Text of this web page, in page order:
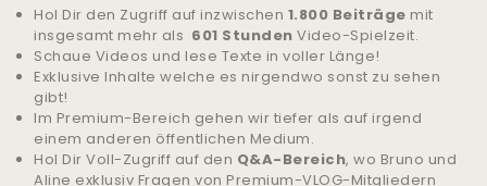
ANMELDEN
HILFE UND SUPPORT
Hol Dir den Zugriff auf inzwischen 1.800 Beiträge mit
insgesamt mehr als 601 Stunden Video-Spielzeit.
Schaue Videos und lese Texte in voller Länge!
Exklusive Inhalte welche es nirgendwo sonst zu sehen
gibt!
Im Premium-Bereich gehen wir tiefer als auf irgend
einem anderen öffentlichen Medium.
Hol Dir Voll-Zugriff auf den Q&A-Bereich, wo Bruno und
Aline exklusiv Fragen von Premium-VLOG-Mitgliedern